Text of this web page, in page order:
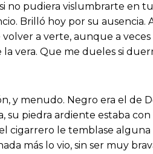
no pudiera vislumbrarte en
Brilló hoy por su
a verte, aunque a
vera. Que me dueles si
y menudo. Negro era el de
su piedra ardiente estaba
cigarrero le temblase alguna
más lo vio, sin ser muy